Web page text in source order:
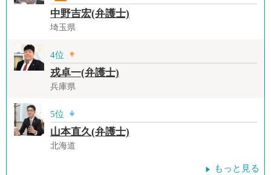
中野吉宏(弁護士)
埼玉県
4位
戎卓一(弁護士)
兵庫県
5位
山本直久(弁護士)
北海道
もっと見る